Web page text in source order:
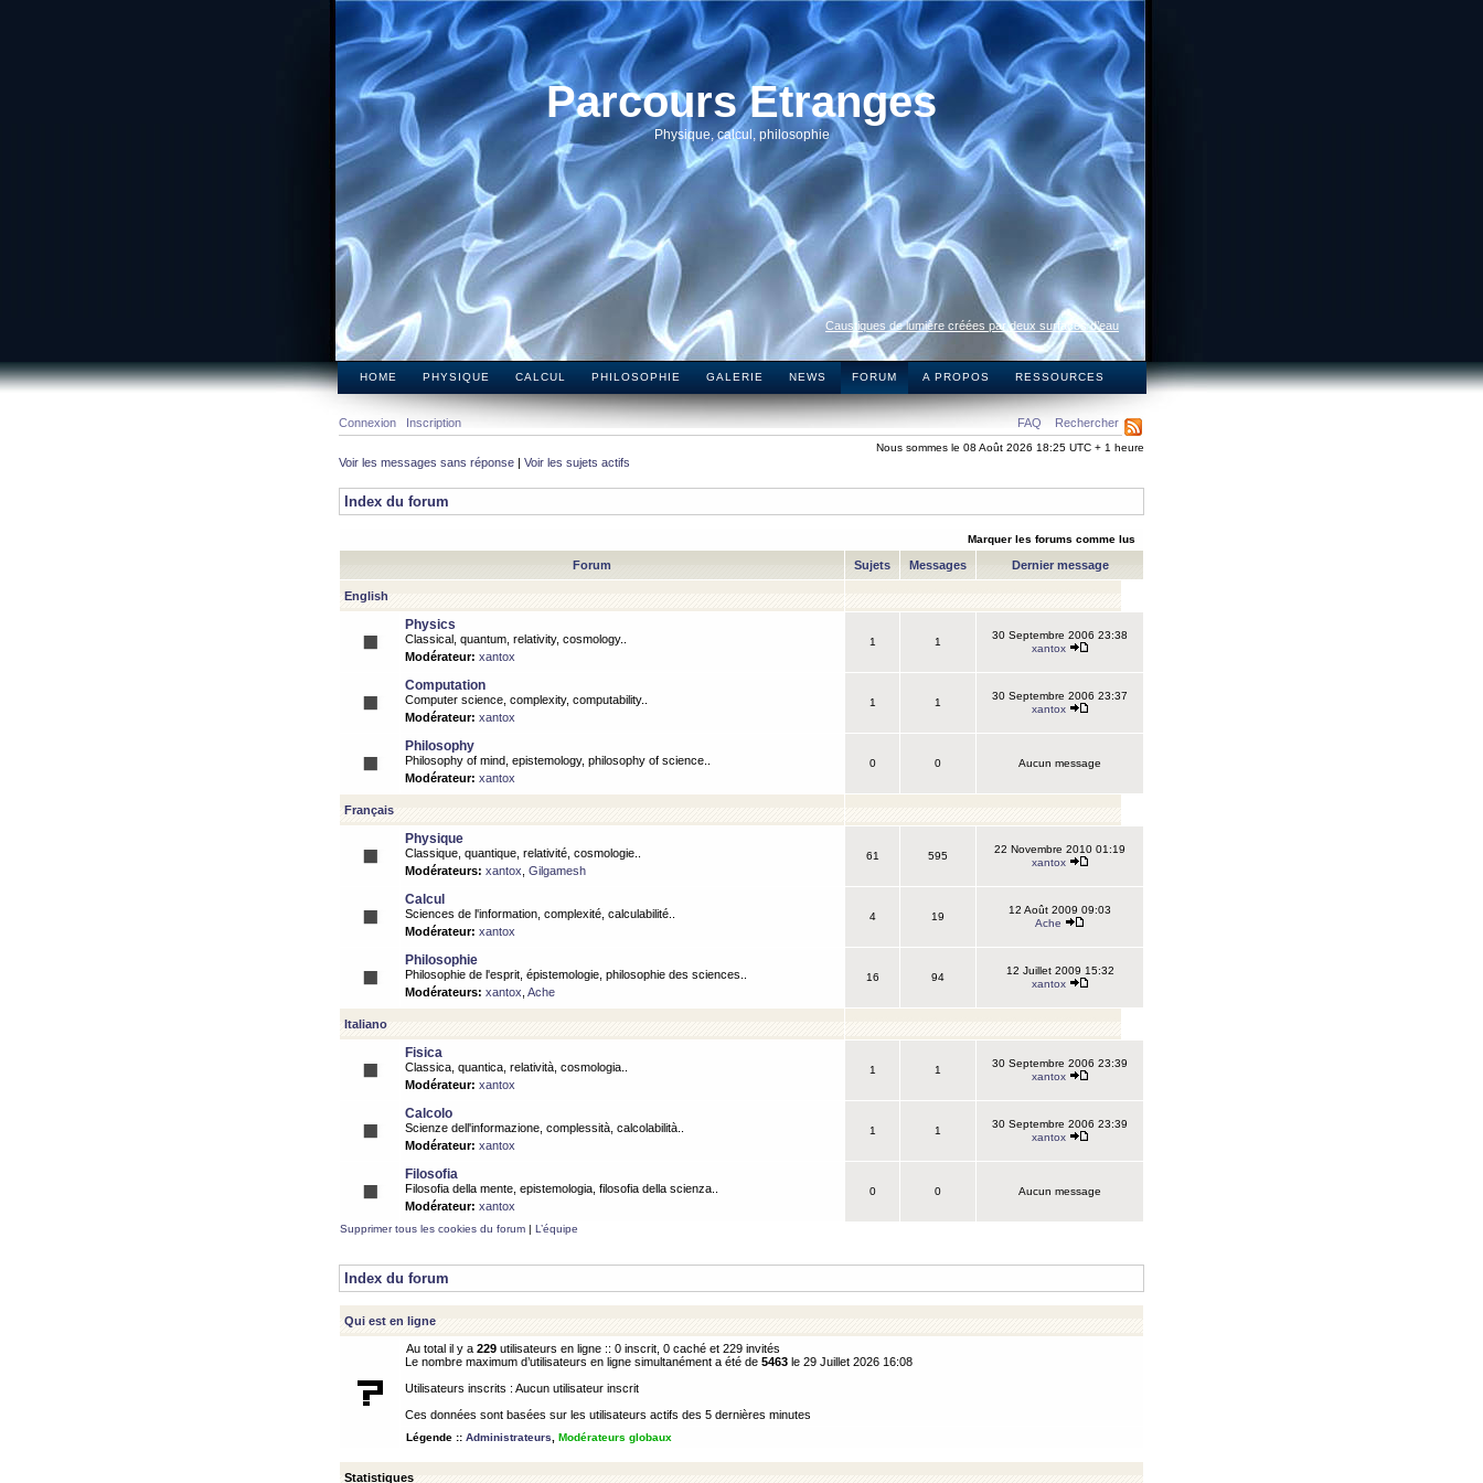
Parcours Etranges
Physique, calcul, philosophie
Caustiques de lumière créées par deux surfaces d’eau
HOME PHYSIQUE CALCUL PHILOSOPHIE GALERIE NEWS FORUM A PROPOS RESSOURCES
FAQ Rechercher
Connexion Inscription
Nous sommes le 08 Août 2026 18:25 UTC + 1 heure
Voir les messages sans réponse | Voir les sujets actifs
Index du forum
Marquer les forums comme lus
Forum Sujets Messages Dernier message
English
Physics
Classical, quantum, relativity, cosmology..
Modérateur: xantox
1 1
30 Septembre 2006 23:38
xantox
Computation
Computer science, complexity, computability..
Modérateur: xantox
1 1
30 Septembre 2006 23:37
xantox
Philosophy
Philosophy of mind, epistemology, philosophy of science..
Modérateur: xantox
0 0 Aucun message
Français
Physique
Classique, quantique, relativité, cosmologie..
Modérateurs: xantox Gilgamesh
61 595
22 Novembre 2010 01:19
xantox
Calcul
Sciences de l'information, complexité, calculabilité..
Modérateur: xantox
4 19
12 Août 2009 09:03
Ache
Philosophie
Philosophie de l'esprit, épistemologie, philosophie des sciences..
Modérateurs: xantox Ache
16 94
12 Juillet 2009 15:32
xantox
Italiano
Fisica
Classica, quantica, relatività, cosmologia..
Modérateur: xantox
1 1
30 Septembre 2006 23:39
xantox
Calcolo
Scienze dell'informazione, complessità, calcolabilità..
Modérateur: xantox
1 1
30 Septembre 2006 23:39
xantox
Filosofia
Filosofia della mente, epistemologia, filosofia della scienza..
Modérateur: xantox
0 0 Aucun message
Supprimer tous les cookies du forum | L’équipe
Index du forum
Qui est en ligne
Au total il y a 229 utilisateurs en ligne :: 0 inscrit, 0 caché et 229 invités
Le nombre maximum d’utilisateurs en ligne simultanément a été de 5463 le 29 Juillet 2026 16:08
Utilisateurs inscrits : Aucun utilisateur inscrit
Ces données sont basées sur les utilisateurs actifs des 5 dernières minutes
Légende :: Administrateurs Modérateurs globaux
Statistiques